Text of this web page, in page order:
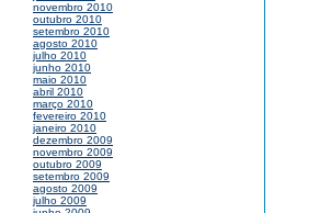
novembro 2010
outubro 2010
setembro 2010
agosto 2010
julho 2010
junho 2010
maio 2010
abril 2010
março 2010
fevereiro 2010
janeiro 2010
dezembro 2009
novembro 2009
outubro 2009
setembro 2009
agosto 2009
julho 2009